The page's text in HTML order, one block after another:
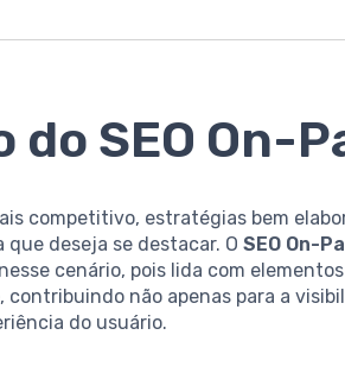
SEO On-
competitivo, estratégias bem
que deseja se destacar. OSEO On-
cenário, pois lida com
não apenas para a
do usuário.